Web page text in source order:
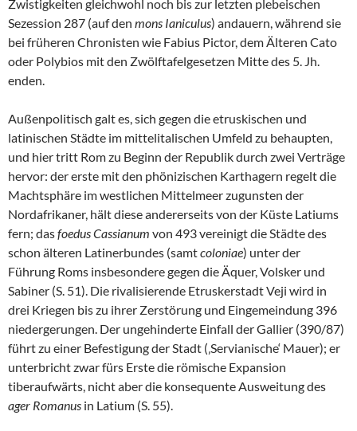
Zwistigkeiten gleichwohl noch bis zur letzten plebeischen
Sezession 287 (auf den mons Ianiculus) andauern, während sie
bei früheren Chronisten wie Fabius Pictor, dem Älteren Cato
oder Polybios mit den Zwölftafelgesetzen Mitte des 5. Jh.
enden.
Außenpolitisch galt es, sich gegen die etruskischen und
latinischen Städte im mittelitalischen Umfeld zu behaupten,
und hier tritt Rom zu Beginn der Republik durch zwei Verträge
hervor: der erste mit den phönizischen Karthagern regelt die
Machtsphäre im westlichen Mittelmeer zugunsten der
Nordafrikaner, hält diese andererseits von der Küste Latiums
fern; dasfoedus Cassianum von 493 vereinigt die Städte des
schon älteren Latinerbundes (samtcoloniae) unter der
Führung Roms insbesondere gegen die Äquer, Volsker und
Sabiner (S. 51). Die rivalisierende Etruskerstadt Veji wird in
drei Kriegen bis zu ihrer Zerstörung und Eingemeindung 396
niedergerungen. Der ungehinderte Einfall der Gallier (390/87)
führt zu einer Befestigung der Stadt (‚Servianische‘ Mauer); er
unterbricht zwar fürs Erste die römische Expansion
tiberaufwärts, nicht aber die konsequente Ausweitung des
ager Romanus in Latium (S. 55).